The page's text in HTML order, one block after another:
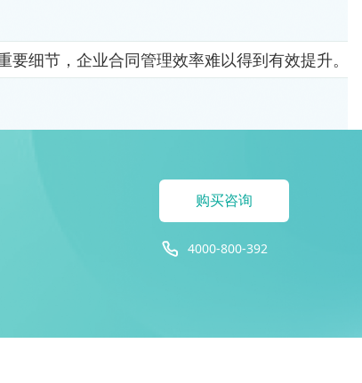
细节，企业合同管理效率难以得到有效提升。
购买咨询
4000-800-392